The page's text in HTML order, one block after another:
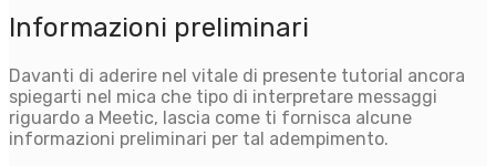
Informazioni preliminari
Davanti di aderire nel vitale di presente tutorial ancora
spiegarti nel mica che tipo di interpretare messaggi
riguardo a Meetic, lascia come ti fornisca alcune
informazioni preliminari per tal adempimento.